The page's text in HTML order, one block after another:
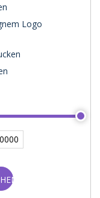
Logo